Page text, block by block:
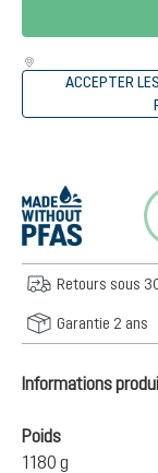
ACCEPTER
Retours sous
Garantie 2 ans
Informations
Poids
1180 g